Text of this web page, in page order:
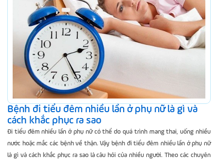
Bệnh đi tiểu đêm nhiều lần ở phụ nữ là gì và
cách khắc phục ra sao
Đi tiểu đêm nhiều lần ở phụ nữ có thể do quá trình mang thai, uống nhiều
nước hoặc mắc các bệnh về thận. Vậy bệnh đi tiểu đêm nhiều lần ở phụ nữ
là gì và cách khắc phục ra sao là câu hỏi của nhiều người. Theo các chuyên